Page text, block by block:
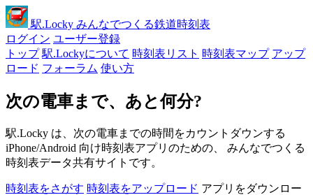
駅.Locky みんなでつくる鉄道時刻表
ログイン ユーザー登録
トップ 駅.Lockyについて 時刻表リスト 時刻表マップ アップ
ロード フォーラム 使い方
次の電車まで、あと何分?
駅.Locky は、次の電車までの時間をカウントダウンする
iPhone/Android 向け時刻表アプリのための、 みんなでつくる
時刻表データ共有サイトです。
時刻表をさがす 時刻表をアップロード アプリをダウンロー